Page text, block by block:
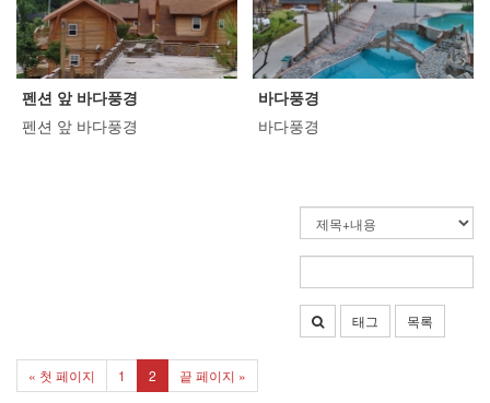
펜션 앞 바다풍경
펜션 앞 바다풍경
바다풍경
바다풍경
태그 목록
« 첫 페이지 1 2 끝 페이지 »